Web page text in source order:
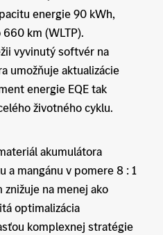
energie 90 kWh,
km (WLTP).
vyvinutý softvér na
umožňuje aktualizácie
energie EQE tak
životného cyklu.
akumulátora
a mangánu v pomere 8 : 1
na menej ako
optimalizácia
komplexnej stratégie